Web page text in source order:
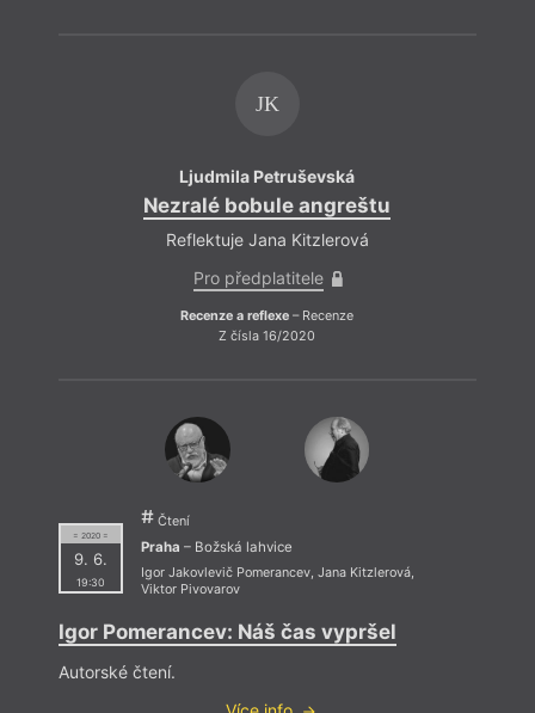
JK
Ljudmila Petruševská
Nezralé bobule angreštu
Reflektuje Jana Kitzlerová
Pro předplatitele
Recenze a reflexe – Recenze
Z čísla 16/2020
= 2020 =
9. 6.
19:30
Čtení
Praha – Božská lahvice
Igor Jakovlevič Pomerancev, Jana Kitzlerová,
Viktor Pivovarov
Igor Pomerancev: Náš čas vypršel
Autorské čtení.